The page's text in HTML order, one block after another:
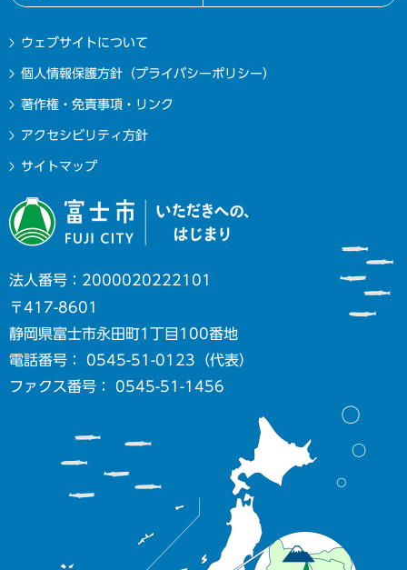
ウェブサイトについて
個人情報保護方針（プライバシーポリシー）
著作権・免責事項・リンク
アクセシビリティ方針
サイトマップ
法人番号：2000020222101
〒417-8601
静岡県富士市永田町1丁目100番地
電話番号： 0545-51-0123（代表）
ファクス番号： 0545-51-1456